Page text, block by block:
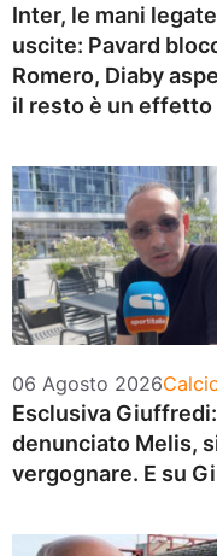
Inter, le mani
uscite: Pavard
Romero, Diaby
il resto è un effetto
06 Agosto 2026
Esclusiva Giuffredi:
denunciato Melis,
vergognare. E su